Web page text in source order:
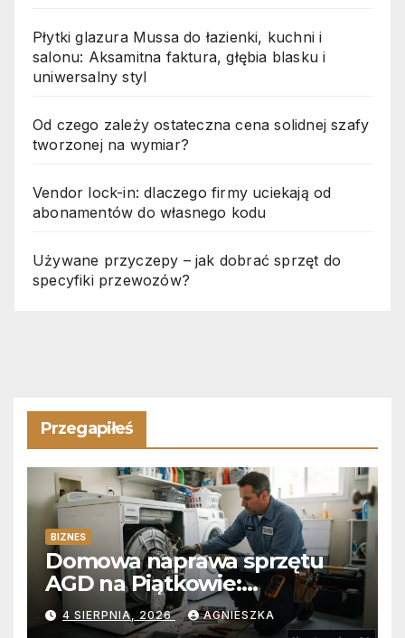
Płytki glazura Mussa do łazienki, kuchni i
salonu: Aksamitna faktura, głębia blasku i
uniwersalny styl
Od czego zależy ostateczna cena solidnej szafy
tworzonej na wymiar?
Vendor lock-in: dlaczego firmy uciekają od
abonamentów do własnego kodu
Używane przyczepy – jak dobrać sprzęt do
specyfiki przewozów?
Przegapiłeś
BIZNES
Domowa naprawa sprzętu
AGD na Piątkowie:
Niezawodne usuwanie
usterek pralek w Poznaniu
4 SIERPNIA, 2026 AGNIESZKA